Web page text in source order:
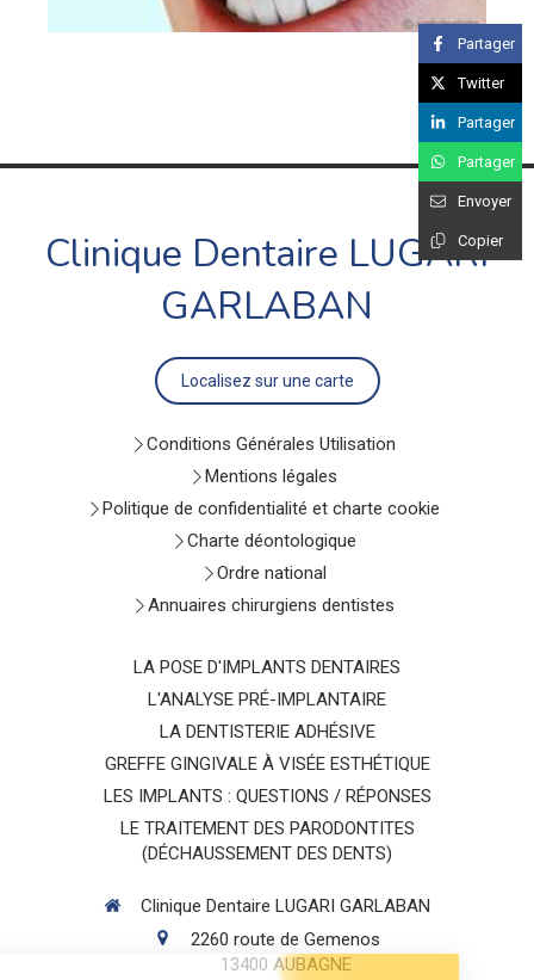
Partager
Twitter
Partager
Partager
Envoyer
Copier
Clinique Dentaire LUGARI
GARLABAN
Localisez sur une carte
Conditions Générales Utilisation
Mentions légales
Politique de confidentialité et charte cookie
Charte déontologique
Ordre national
Annuaires chirurgiens dentistes
LA POSE D'IMPLANTS DENTAIRES
L'ANALYSE PRÉ-IMPLANTAIRE
LA DENTISTERIE ADHÉSIVE
GREFFE GINGIVALE À VISÉE ESTHÉTIQUE
LES IMPLANTS : QUESTIONS / RÉPONSES
LE TRAITEMENT DES PARODONTITES
(DÉCHAUSSEMENT DES DENTS)
Clinique Dentaire LUGARI GARLABAN
2260 route de Gemenos
13400 AUBAGNE